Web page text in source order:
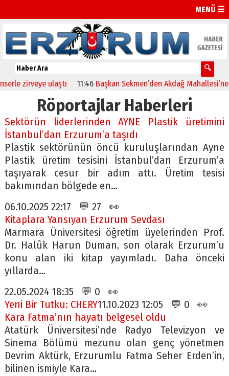
MENÜ ☰
zirveye ulaştı 11:46 Başkan Sekmen’den Akdağ Mahallesi’ne
Röportajlar Haberleri
Sektörün liderlerinden AYNE Plastik üretimini
İstanbul’dan Erzurum’a taşıdı
Plastik sektörünün öncü kuruluşlarından Ayne
Plastik üretim tesisini İstanbul’dan Erzurum’a
taşıyarak cesur bir adım attı. Üretim tesisi
bakımından bölgede en…
06.10.2025 22:17 💬 27 👀
Kitaplara Yansıyan Erzurum Sevdası
Marmara Üniversitesi öğretim üyelerinden Prof.
Dr. Halûk Harun Duman, son olarak Erzurum’u
konu alan iki kitap yayımladı. Daha önceki
yıllarda…
22.05.2024 18:35 💬 0 👀
Yeni Bir Tutku: CHERY11.10.2023 12:05 💬 0 👀
Kara Fatma’nın hayatı belgesel oldu
Atatürk Üniversitesi’nde Radyo Televizyon ve
Sinema Bölümü mezunu olan genç yönetmen
Devrim Aktürk, Erzurumlu Fatma Seher Erden’in,
bilinen ismiyle Kara…